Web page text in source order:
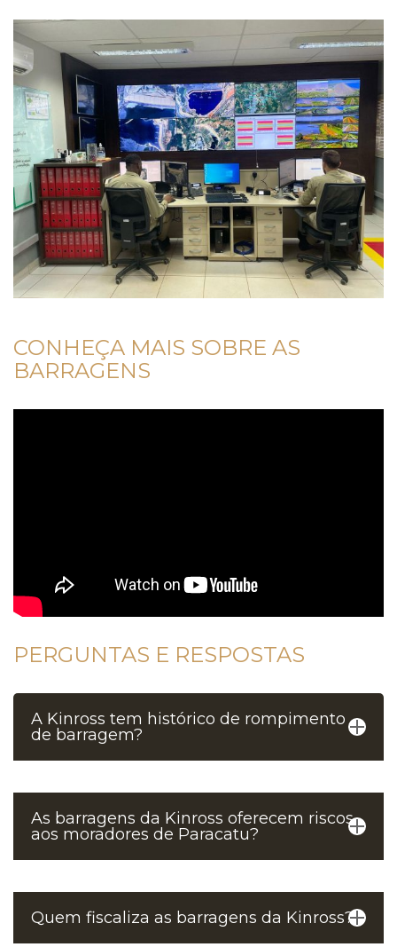
CONHEÇA MAIS SOBRE AS
BARRAGENS
PERGUNTAS E RESPOSTAS
A Kinross tem histórico de rompimento
de barragem?
As barragens da Kinross oferecem riscos
aos moradores de Paracatu?
Quem fiscaliza as barragens da Kinross?